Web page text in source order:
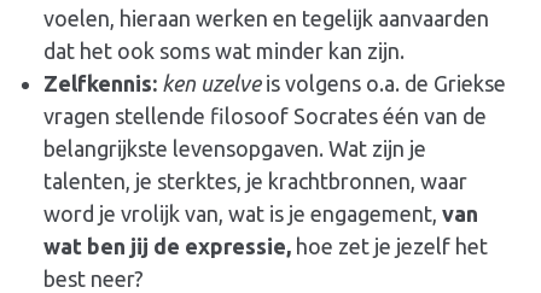
voelen, hieraan werken en tegelijk aanvaarden
dat het ook soms wat minder kan zijn.
Zelfkennis: ken uzelveis volgens o.a. de Griekse
vragen stellende filosoof Socrates één van de
belangrijkste levensopgaven. Wat zijn je
talenten, je sterktes, je krachtbronnen, waar
word je vrolijk van, wat is je engagement, van
wat ben jij de expressie, hoe zet je jezelf het
best neer?